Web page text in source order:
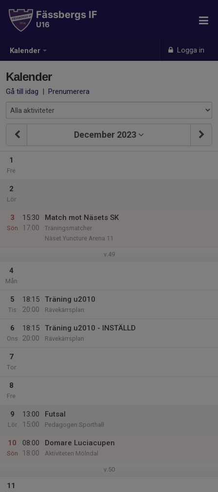
Kalender Logga in
Fässbergs IF
U16
Kalender
Gå till idag | Prenumerera
December 2023
1
Fre
2
Lör
3
Sön
15:30
17:00
Match mot Näsets SK
Träningsmatcher
Näset Yuncture Arena 11
v.49
4
Mån
5
Tis
18:15
20:00
Träning u2010
Rävekärrsplan
6
Ons
18:15
20:00
Träning u2010 - INSTÄLLD
Rävekärrsplan
7
Tor
8
Fre
9
Lör
13:00
15:00
Futsal
Pedagogen Sporthall
10
Sön
08:00
18:00
Domare Luciacupen
Aktiviteten Mölndal
v.50
11